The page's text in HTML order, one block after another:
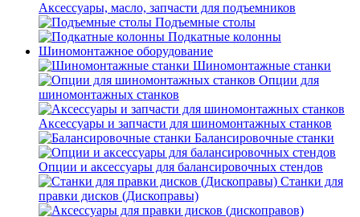
Аксессуары, масло, запчасти для подъемников
Подъемные столы
Подкатные колонны
Шиномонтажное оборудование
Шиномонтажные станки
Опции для
шиномонтажных станков
Аксессуары и запчасти для шиномонтажных станков
Балансировочные станки
Опции и аксессуары для балансировочных стендов
Станки для
правки дисков (Дископравы)